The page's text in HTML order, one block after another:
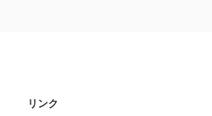
リンク